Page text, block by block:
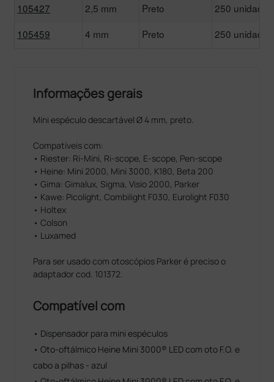
105427
2,5 mm Preto
250 unidades
105459
4 mm Preto 250 unidades
Informações gerais
Mini espéculo descartável Ø 4 mm, preto.
Compatíveis com:
• Riester: Ri-Mini, Ri-scope, E-scope, Pen-scope
• Heine: Mini 2000, Mini 3000, K180, Beta 200
• Gima: Gimalux, Sigma, Visio 2000, Parker
• Kawe: Picolight, Combilight F030, Eurolight F030
• Holtex
• Colson
• Luxamed
Para ser usado com otoscópios Parker é preciso o
adaptador cod. 101372.
Compatível com
• Dispensador para mini espéculos
• Oto-oftálmico Heine Mini 3000® LED com oto F.O. e
cabo a pilhas - azul